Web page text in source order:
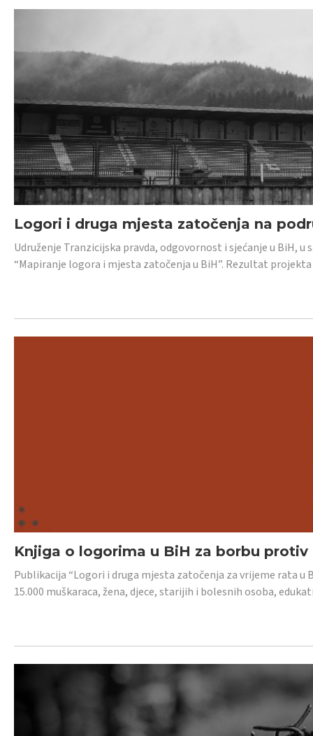
Logori i druga mjesta zatočenja na
Udruženje Tranzicijska pravda, odgovornost i sjećanje u BiH,
“Mapiranje logora i mjesta zatočenja u BiH”. Rezultat
Knjiga o logorima u BiH za borbu
Publikacija “Logori i druga mjesta zatočenja za vrijeme rata u
15.000 muškaraca, žena, djece, starijih i bolesnih osoba,